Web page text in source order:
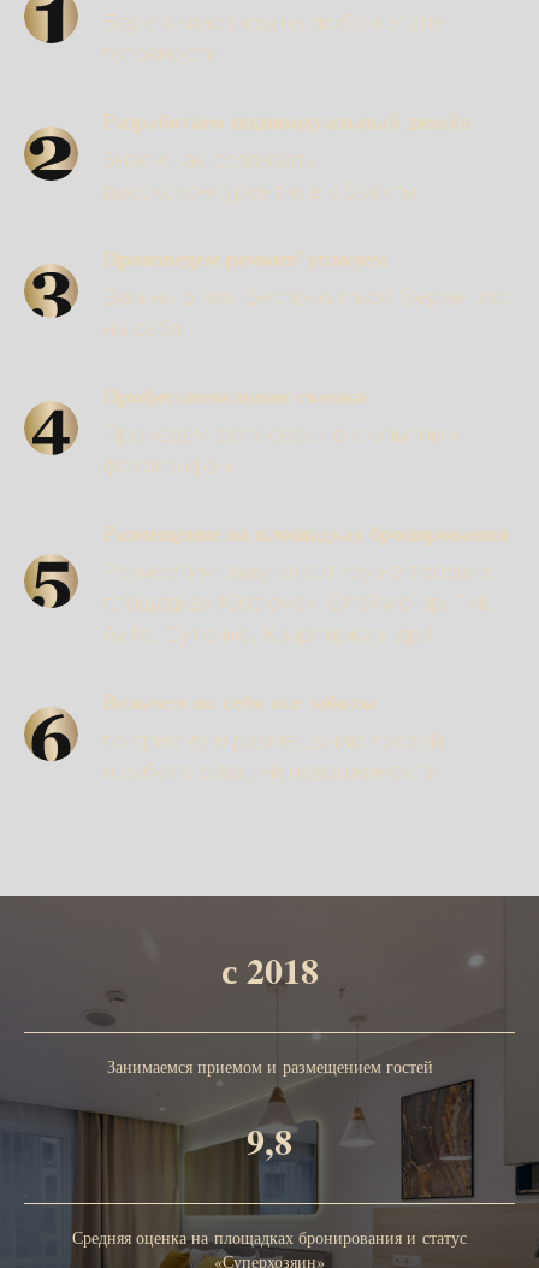
Берем квартиры на любом этапе
готовности
Разработаем индивидуальный дизайн
Знаем как создавать
высококонкурентные объекты
Произведем ремонт/ упакуем
Вам не о чем беспокоиться! Берем это
на себя!
Профессиональная съемка
Проведем фотосессию с опытным
фотографом
Размещение на площадках бронирования
Разместим вашу квартиру на топовых
площадках (Ostrovok, OneTwoTrip, Tvil,
Avito, Суточно, Квартирка и др.)
Возьмем на себя все заботы
по приему и размещению гостей
и заботе о вашей недвижимости
с 2018
Занимаемся приемом и размещением гостей
9,8
Средняя оценка на площадках бронирования и статус
«Суперхозяин»